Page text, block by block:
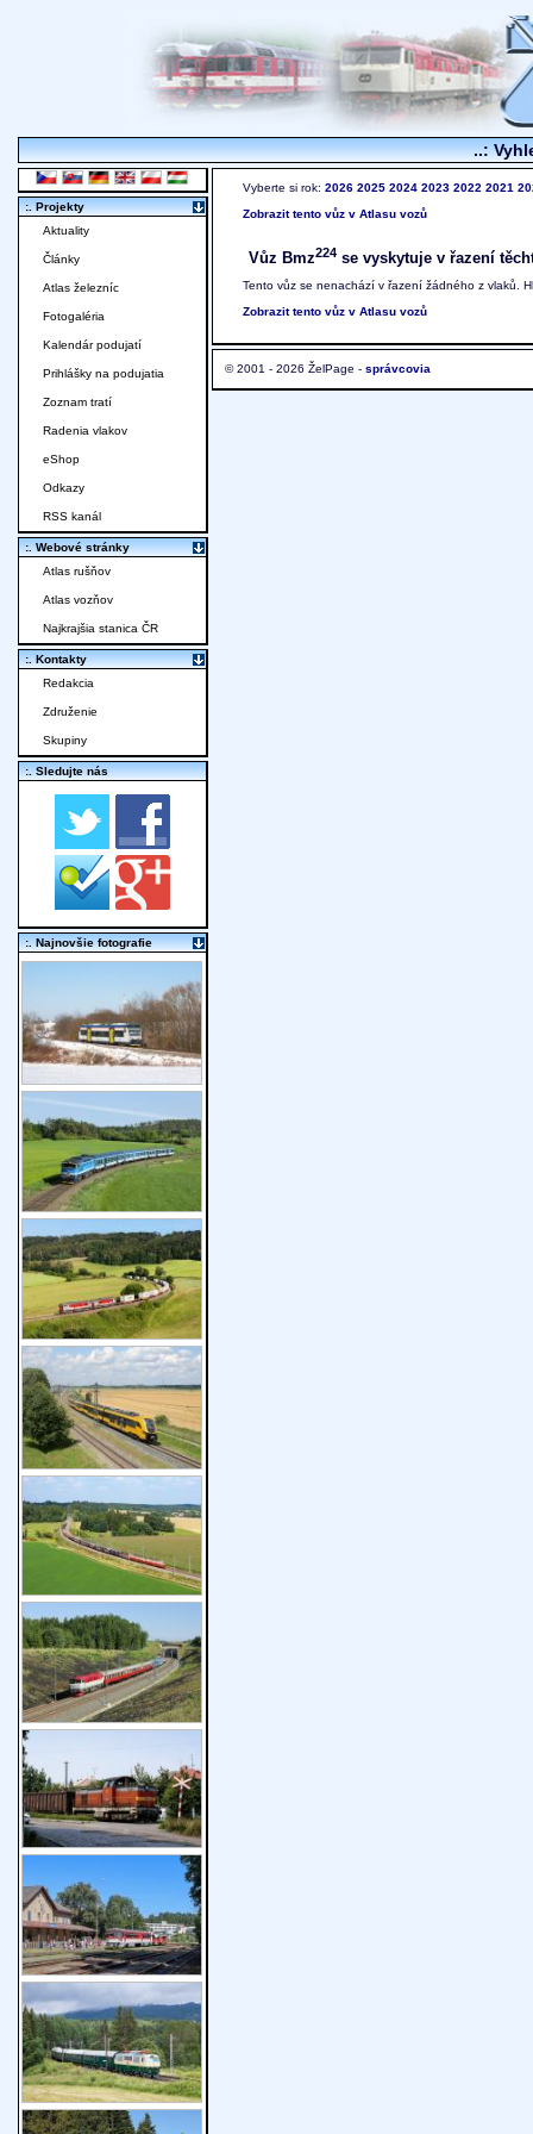
..:
Vyberte si rok: 2026 2025 2024 2023 2022 2021
Zobrazit tento vůz v Atlasu vozů
Vůz Bmz224 se vyskytuje v řazení
Tento vůz se nenachází v řazení žádného z vlaků.
Zobrazit tento vůz v Atlasu vozů
© 2001 - 2026 ŽelPage - správcovia
:. Projekty
Aktuality
Články
Atlas železníc
Fotogaléria
Kalendár podujatí
Prihlášky na podujatia
Zoznam tratí
Radenia vlakov
eShop
Odkazy
RSS kanál
:. Webové stránky
Atlas rušňov
Atlas vozňov
Najkrajšia stanica ČR
:. Kontakty
Redakcia
Združenie
Skupiny
:. Sledujte nás
:. Najnovšie fotografie